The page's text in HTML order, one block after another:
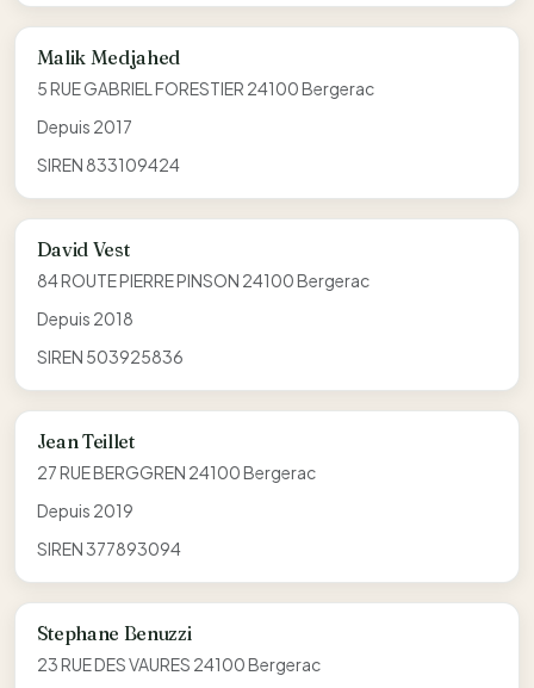
Malik Medjahed
5 RUE GABRIEL FORESTIER 24100 Bergerac
Depuis 2017
SIREN 833109424
David Vest
84 ROUTE PIERRE PINSON 24100 Bergerac
Depuis 2018
SIREN 503925836
Jean Teillet
27 RUE BERGGREN 24100 Bergerac
Depuis 2019
SIREN 377893094
Stephane Benuzzi
23 RUE DES VAURES 24100 Bergerac